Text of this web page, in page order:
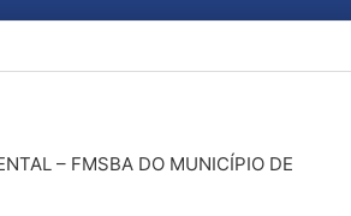
– FMSBA DO MUNICÍPIO DE